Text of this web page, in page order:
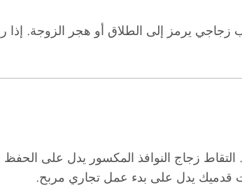
يرمز إلى الطلاق أو هجر الزوجة. إذا
زجاج النوافذ المكسور يدل على الحفظ
قدميك يدل على بدء عمل تجاري مربح.